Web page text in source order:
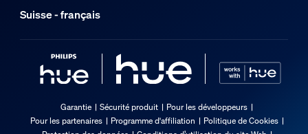
Suisse - français
Garantie Sécurité produit
Pour les développeurs
Pour les partenaires
Programme d'affiliation
Politique de Cookies